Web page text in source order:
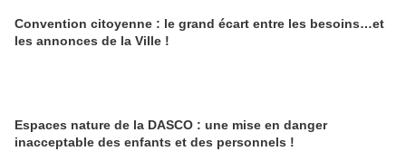
Convention citoyenne : le grand écart entre les besoins…et
les annonces de la Ville !
Espaces nature de la DASCO : une mise en danger
inacceptable des enfants et des personnels !